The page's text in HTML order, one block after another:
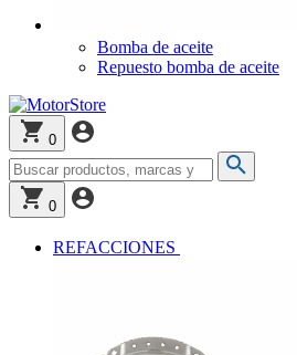
Bomba de aceite
Repuesto bomba de aceite
0
0
REFACCIONES